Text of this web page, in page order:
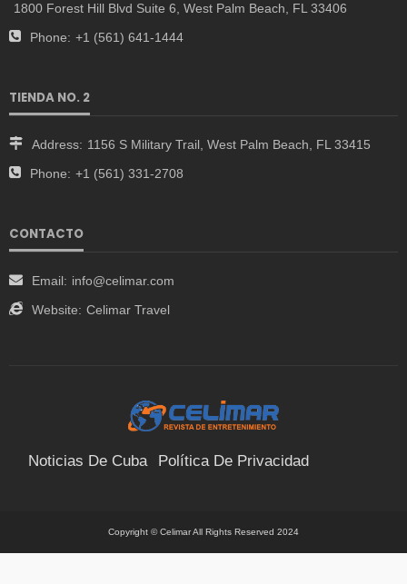
1800 Forest Hill Blvd Suite 6, West Palm Beach, FL 33406
Phone: +1 (561) 641-1444
TIENDA NO. 2
Address: 1156 S Military Trail, West Palm Beach, FL 33415
Phone: +1 (561) 331-2708
CONTACTO
Email: info@celimar.com
Website: Celimar Travel
Noticias De Cuba Política De Privacidad
Copyright © Celimar All Rights Reserved 2024